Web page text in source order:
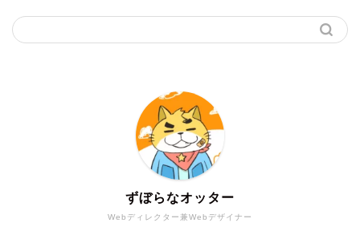
Webディレクター兼Webデザイナー
ずぼらなオッター